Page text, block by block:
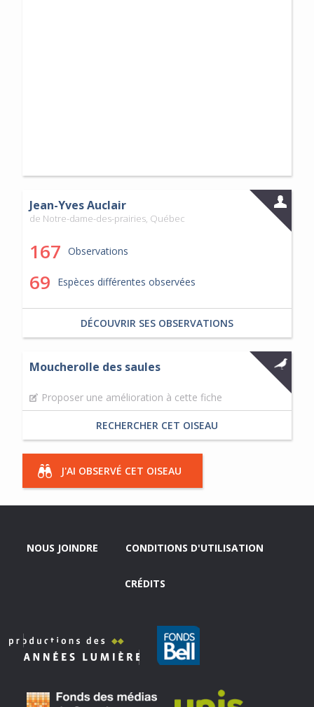
Jean-Yves Auclair
de Notre-dame-des-prairies, Québec
167 Observations
69 Espèces différentes observées
DÉCOUVRIR SES OBSERVATIONS
Moucherolle des saules
Proposer une amélioration à cette fiche
RECHERCHER CET OISEAU
J'AI OBSERVÉ CET OISEAU
NOUS JOINDRE CONDITIONS D'UTILISATION
CRÉDITS